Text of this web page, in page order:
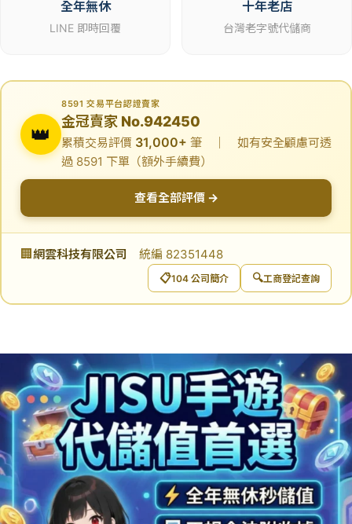
全年無休
LINE 即時回覆
十年老店
台灣老字號代儲商
👑
8591 交易平台認證賣家
金冠賣家 No.942450
累積交易評價 31,000+ 筆 ｜ 如有安全顧慮可透
過 8591 下單（額外手續費）
查看全部評價 →
🏢 網雲科技有限公司 統編 82351448
📋104 公司簡介 🔍工商登記查詢